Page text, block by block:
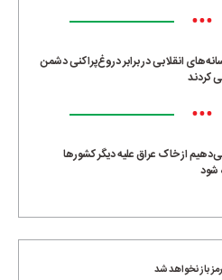
•••
انقلابی در برابر دروغ‌پراکنی دشمن
کردند
•••
از خاک عراق علیه دیگر کشورها
شود
باز نخواهد شد